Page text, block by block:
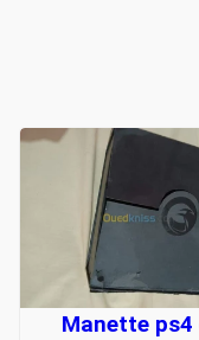
Manette ps4